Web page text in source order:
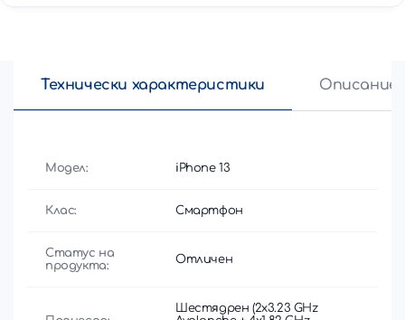
Технически характеристики Описание
Модел: iPhone 13
Клас: Смартфон
Статус на
продукта:
Отличен
Шестядрен (2x3.23 GHz